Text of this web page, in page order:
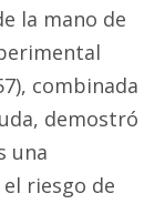
la mano de
combinada
demostró
una
riesgo de